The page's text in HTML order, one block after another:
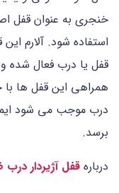
خنجری به عنوان قفل
استفاده شود. آلارم
قفل یا درب فعال شده
همراهی این قفل ها
درب موجب می شود
برسد.
درباره قفل آژیردار